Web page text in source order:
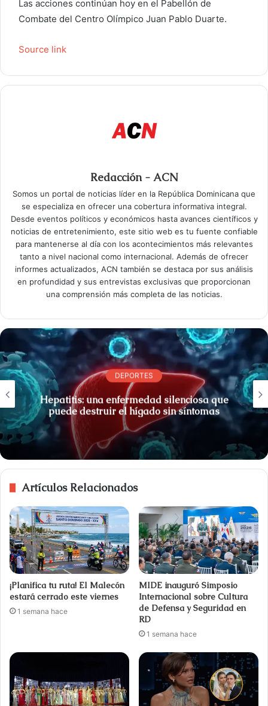
Las acciones continúan hoy en el Pabellón de
Combate del Centro Olímpico Juan Pablo Duarte.
Source link
Redacción - ACN
Somos un portal de noticias líder en la República Dominicana que
se especializa en ofrecer una cobertura informativa integral.
Desde eventos políticos y económicos hasta avances científicos y
noticias de entretenimiento, este sitio web es tu fuente confiable
para mantenerse al día con los acontecimientos más relevantes
tanto a nivel nacional como internacional. Además de ofrecer
informes actualizados, ACN también se destaca por sus análisis
en profundidad y sus entrevistas exclusivas que proporcionan
una comprensión más completa de las noticias.
DEPORTES
Hepatitis: una enfermedad silenciosa que
puede destruir el hígado sin síntomas
Artículos Relacionados
¡Planifica tu ruta! El Malecón
estará cerrado este viernes
1 semana hace
MIDE inauguró Simposio
Internacional sobre Cultura
de Defensa y Seguridad en
RD
1 semana hace